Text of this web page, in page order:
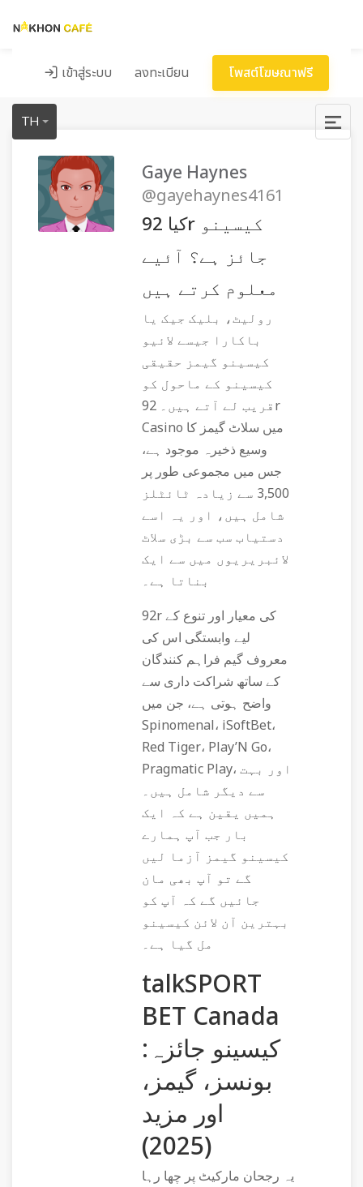
เข้าสู่ระบบ ลงทะเบียน โพสต์โฆษณาฟรี
TH
Gaye Haynes
@gayehaynes4161
کیا 92r کیسینو
جائز ہے؟ آئیے
معلوم کرتے ہیں
رولیٹ، بلیک جیک یا
باکارا جیسے لائیو
کیسینو گیمز حقیقی
کیسینو کے ماحول کو
قریب لے آتے ہیں۔ 92r
Casino میں سلاٹ گیمز کا
وسیع ذخیرہ موجود ہے،
جس میں مجموعی طور پر
3,500 سے زیادہ ٹائٹلز
شامل ہیں، اور یہ اسے
دستیاب سب سے بڑی سلاٹ
لائبریریوں میں سے ایک
بناتا ہے۔
92r کی معیار اور تنوع کے
لیے وابستگی اس کی
معروف گیم فراہم کنندگان
کے ساتھ شراکت داری سے
واضح ہوتی ہے، جن میں
Spinomenal، iSoftBet،
Red Tiger، Play’N Go،
Pragmatic Play، اور بہت
سے دیگر شامل ہیں۔
ہمیں یقین ہے کہ ایک
بار جب آپ ہمارے
کیسینو گیمز آزما لیں
گے تو آپ بھی مان
جائیں گے کہ آپ کو
بہترین آن لائن کیسینو
مل گیا ہے۔
talkSPORT
BET Canada
کیسینو جائزہ:
بونسز، گیمز،
اور مزید
(2025)
یہ رجحان مارکیٹ پر چھا رہا